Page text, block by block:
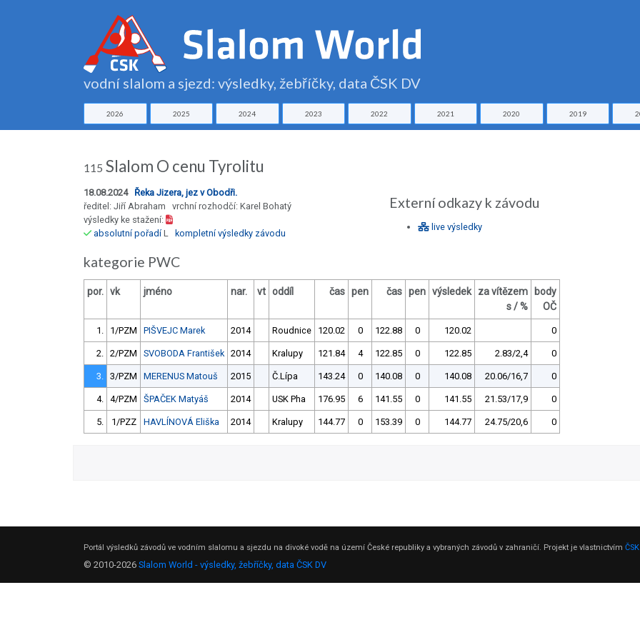
vodní slalom a sjezd: výsledky, žebříčky, data ČSK DV
2026 2025 2024 2023 2022 2021 2020 2019
115 Slalom O cenu Tyrolitu
18.08.2024 Řeka Jizera, jez v Obodři.
ředitel: Jiří Abraham vrchní rozhodčí: Karel Bohatý
výsledky ke stažení:
absolutní pořadíL kompletní výsledky závodu
Externí odkazy k závodu
live výsledky
kategorie PWC
por. vk jméno nar. vt oddíl čas pen čas pen výsledek
za vítězem
s / %
body
OČ
1. 1/PZM PIŠVEJC Marek 2014 Roudnice 120.02 0 122.88 0 120.02 0
2. 2/PZM SVOBODA František 2014 Kralupy 121.84 4 122.85 0 122.85 2.83/2,4 0
3. 3/PZM MERENUS Matouš 2015 Č.Lípa 143.24 0 140.08 0 140.08 20.06/16,7 0
4. 4/PZM ŠPAČEK Matyáš 2014 USK Pha 176.95 6 141.55 0 141.55 21.53/17,9 0
5. 1/PZZ HAVLÍNOVÁ Eliška 2014 Kralupy 144.77 0 153.39 0 144.77 24.75/20,6 0
Portál výsledků závodů ve vodním slalomu a sjezdu na divoké vodě na území České republiky a vybraných závodů v zahraničí. Projekt je vlastnictvím
© 2010-2026 Slalom World - výsledky, žebříčky, data ČSK DV